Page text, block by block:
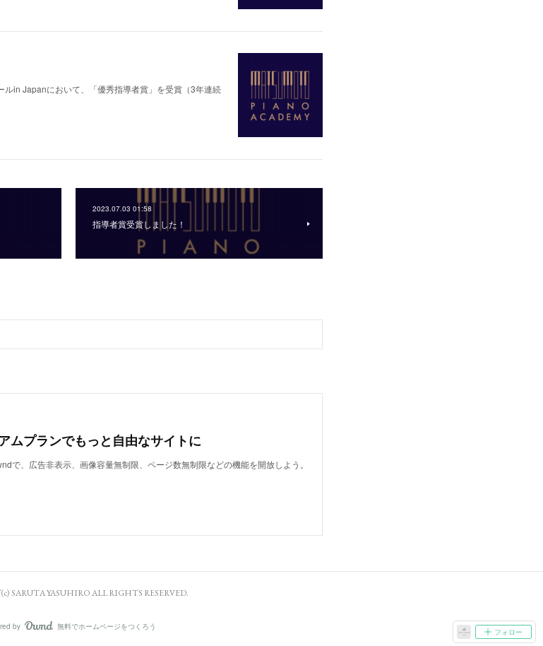
in Japanにおいて、「優秀指導者賞」を受賞（3年連続
2023.07.03 01:58
指導者賞受賞しました！
ムプランでもっと自由なサイトに
で、広告非表示、画像容量無制限、ページ数無制限などの機能を開放しよう。
フォロー
SARUTA YASUHIRO ALL RIGHTS RESERVED.
by AmebaOwnd
無料でホームページをつくろう